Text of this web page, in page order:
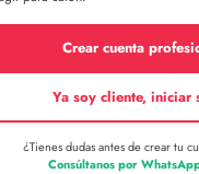
Crear cuenta
Ya soy cliente, iniciar
¿Tienes dudas antes de crear tu
Consúltanos por